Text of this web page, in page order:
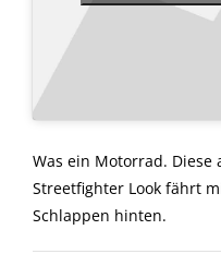
Was ein Motorrad. Diese
Streetfighter Look fährt
Schlappen hinten.